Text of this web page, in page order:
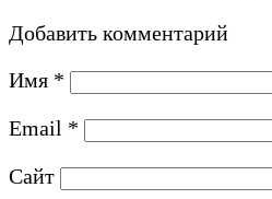
Добавить комментарий
Имя *
Email *
Сайт